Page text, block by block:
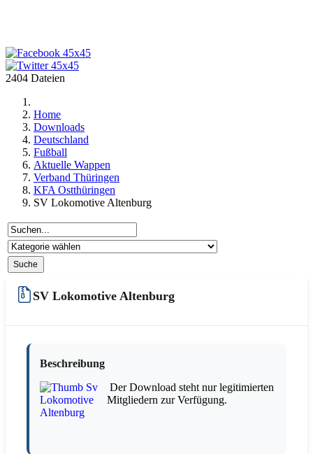
2404 Dateien
Home
Downloads
Deutschland
Fußball
Aktuelle Wappen
Verband Thüringen
KFA Ostthüringen
SV Lokomotive Altenburg
SV Lokomotive Altenburg
Beschreibung
Der Download steht nur legitimierten
Mitgliedern zur Verfügung.